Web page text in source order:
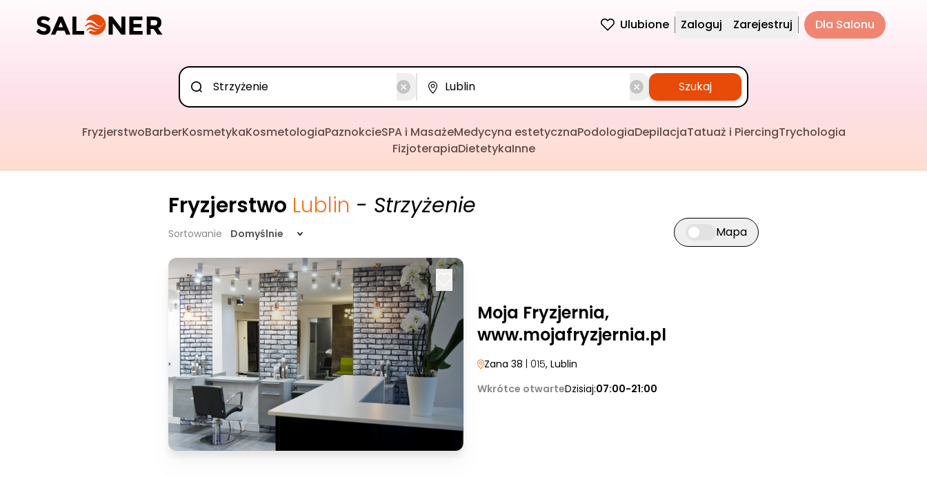
Ulubione Zaloguj Zarejestruj Dla Salonu
Szukaj
FryzjerstwoBarberKosmetykaKosmetologiaPaznokcieSPA i MasażeMedycyna estetycznaPodologiaDepilacjaTatuaż i PiercingTrychologia
FizjoterapiaDietetykaInne
Fryzjerstwo Lublin - Strzyżenie
Sortowanie Domyślnie Przełącz widok mapy
Mapa
Moja Fryzjernia,
www.mojafryzjernia.pl
Zana 38 | 015, Lublin
Wkrótce otwarteDzisiaj:07:00-21:00